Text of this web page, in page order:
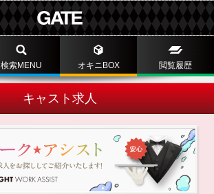
検索MENU オキニBOX 閲覧履歴
キャスト求人